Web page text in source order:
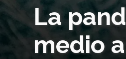
La
medio